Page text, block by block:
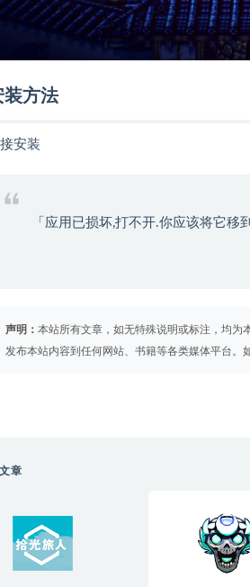
装方法
安装
「应用已损坏,打不开.你应该将它移
声明： 本站所有文章，如无特殊说明或标注，均为
发布本站内容到任何网站、书籍等各类媒体平台。
章